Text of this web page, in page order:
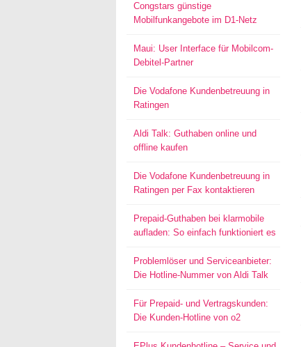
Congstars günstige
Mobilfunkangebote im D1-Netz
Maui: User Interface für Mobilcom-
Debitel-Partner
Die Vodafone Kundenbetreuung in
Ratingen
Aldi Talk: Guthaben online und
offline kaufen
Die Vodafone Kundenbetreuung in
Ratingen per Fax kontaktieren
Prepaid-Guthaben bei klarmobile
aufladen: So einfach funktioniert es
Problemlöser und Serviceanbieter:
Die Hotline-Nummer von Aldi Talk
Für Prepaid- und Vertragskunden:
Die Kunden-Hotline von o2